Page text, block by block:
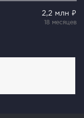
2,2 млн ₽
18 месяцев